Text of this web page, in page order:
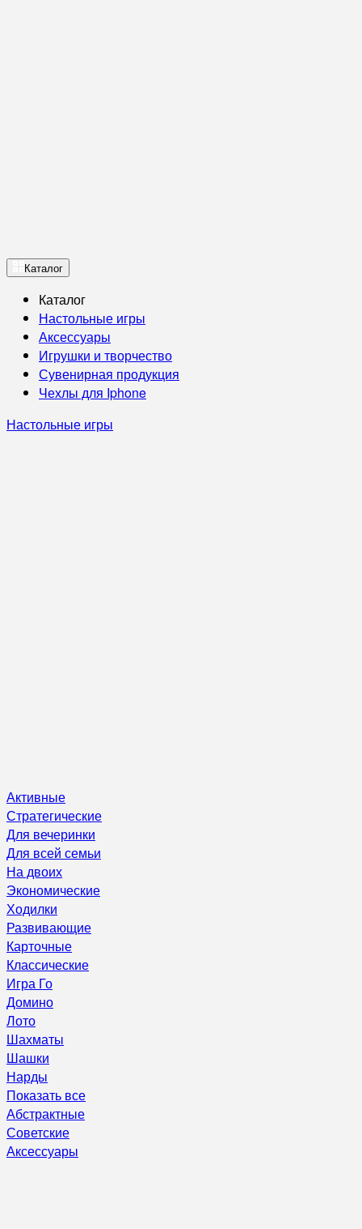
Каталог
Каталог
Настольные игры
Аксессуары
Игрушки и творчество
Сувенирная продукция
Чехлы для Iphone
Настольные игры
Активные
Стратегические
Для вечеринки
Для всей семьи
На двоих
Экономические
Ходилки
Развивающие
Карточные
Классические
Игра Го
Домино
Лото
Шахматы
Шашки
Нарды
Показать все
Абстрактные
Советские
Аксессуары